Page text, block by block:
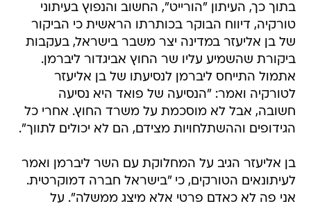
בתוך כך, העיתון "הורייט", החשוב והנפוץ בעיתוני
טורקיה, דיווח הבוקר בכותרתו הראשית כי הביקור
של בן אליעזר במדינה יצר משבר בישראל, בעקבות
ביקורת שהשמיע עליו שר החוץ אביגדור ליברמן.
אתמול התייחס ליברמן לנסיעתו של בן אליעזר
לטורקיה ואמר: "הנסיעה של פואד היא נסיעה
חשובה, אבל לא מוסכמת על משרד החוץ. אחרי כל
הגידופים וההשתלחויות מצידם, הם לא יכולים לתווך".
בן אליעזר הגיב על המחלוקת עם השר ליברמן ואמר
לעיתונאים הטורקים, כי "בישראל חברה דמוקרטית.
אני פה לא כאדם פרטי אלא מיצג ממשלה". על